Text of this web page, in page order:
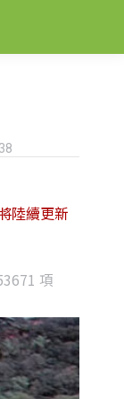
項
latest
陸續更新